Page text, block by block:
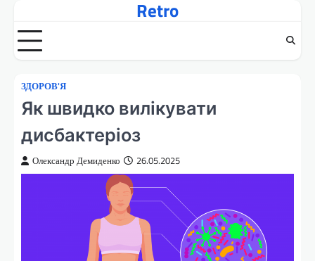
вмісту
Retro
ЗДОРОВ'Я
Як швидко вилікувати
дисбактеріоз
Олександр Демиденко 26.05.2025